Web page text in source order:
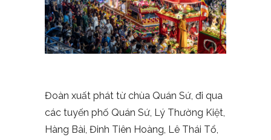
Đoàn xuất phát từ chùa Quán Sứ, đi qua
các tuyến phố Quán Sứ, Lý Thường Kiệt,
Hàng Bài, Đinh Tiên Hoàng, Lê Thái Tổ,